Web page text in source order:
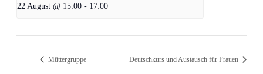
22 August @ 15:00 - 17:00
Müttergruppe Deutschkurs und Austausch für Frauen